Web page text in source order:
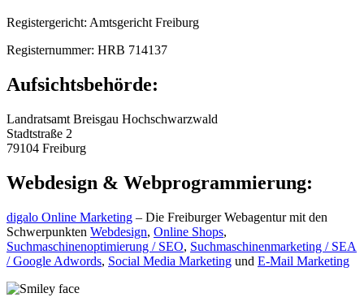
Registergericht: Amtsgericht Freiburg
Registernummer: HRB 714137
Aufsichtsbehörde:
Landratsamt Breisgau Hochschwarzwald
Stadtstraße 2
79104 Freiburg
Webdesign & Webprogrammierung:
digalo Online Marketing – Die Freiburger Webagentur mit den
Schwerpunkten Webdesign, Online Shops,
Suchmaschinenoptimierung / SEO, Suchmaschinenmarketing / SEA
/ Google Adwords, Social Media Marketing und E-Mail Marketing